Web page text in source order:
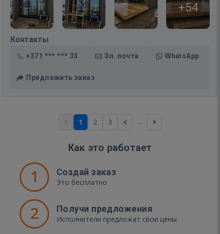
+54
Контакты
+371 *** *** 33 Эл. почта WhatsApp
Предложить заказ
1 2 3 4 ...
Как это работает
1 Создай заказ
Это бесплатно
2 Получи предложения
Исполнители предложат свои цены